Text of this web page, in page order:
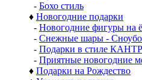
- Бохо стиль
♦ Новогодние подарки
- Новогодние фигуры на
- Снежные шары -
- Подарки в стиле
- Приятные новогодние
♦ Подарки на Рождество